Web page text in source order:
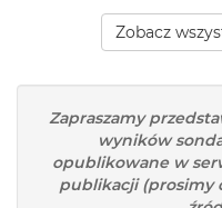
Zobacz
Zapraszamy
wyników
opublikowane w
publikacji (prosimy